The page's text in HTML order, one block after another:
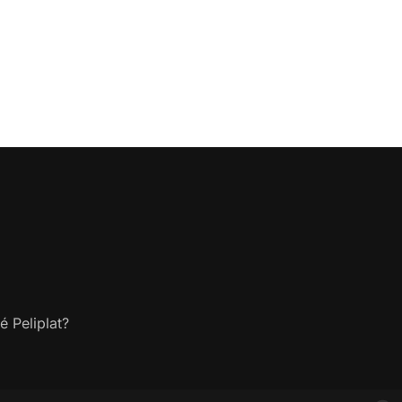
Peliplat?